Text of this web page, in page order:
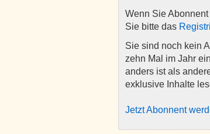
Wenn Sie
Sie bitte das
Sie sind noch kein
zehn Mal im Jahr
anders ist als
exklusive Inhalte
Jetzt Abonnent